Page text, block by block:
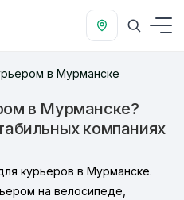
в Мурманске
в Мурманске?
компаниях
курьеров в Мурманске.
на велосипеде,